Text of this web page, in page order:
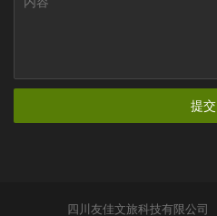
提交
四川友佳文旅科技有限公司